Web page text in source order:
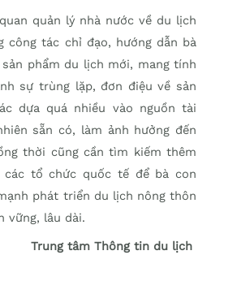
quản lý nhà nước về du lịch
công tác chỉ đạo, hướng dẫn bà
phẩm du lịch mới, mang tính
sự trùng lặp, đơn điệu về sản
dựa quá nhiều vào nguồn tài
sẵn có, làm ảnh hưởng đến
thời cũng cần tìm kiếm thêm
tổ chức quốc tế để bà con
phát triển du lịch nông thôn
vững, lâu dài.
Trung tâm Thông tin du lịch